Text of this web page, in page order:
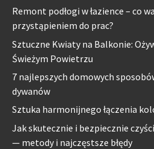
Remont podłogi w łazience – co
przystąpieniem do prac?
Sztuczne Kwiaty na Balkonie:
Świeżym Powietrzu
7 najlepszych domowych
dywanów
Sztuka harmonijnego łączenia
Jak skutecznie i bezpiecznie
— metody i najczęstsze błędy